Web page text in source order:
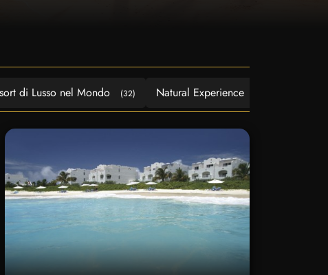
di Lusso nel Mondo (32) Natural Experience